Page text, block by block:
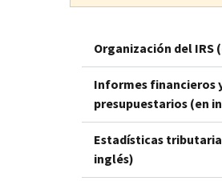
Organización del IRS
Informes financieros
presupuestarios (en
Estadísticas
inglés)